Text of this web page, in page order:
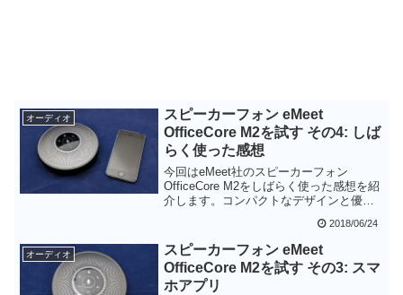
オーディオ
スピーカーフォン eMeet
OfficeCore M2を試す その4: しば
らく使った感想
今回はeMeet社のスピーカーフォン
OfficeCore M2をしばらく使った感想を紹
介します。コンパクトなデザインと優れ
スピーカーフォンとしての満足度を高め
ていると思います。ただ、価格的には決
して安くないので、購入するかどうかは
電話会議の重要度によりそうです。
2018/06/24
オーディオ
スピーカーフォン eMeet
OfficeCore M2を試す その3: スマ
ホアプリ